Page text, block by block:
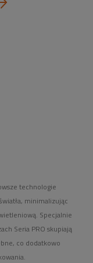
technologie
minimalizując
Specjalnie
Seria PRO skupiają
co dodatkowo